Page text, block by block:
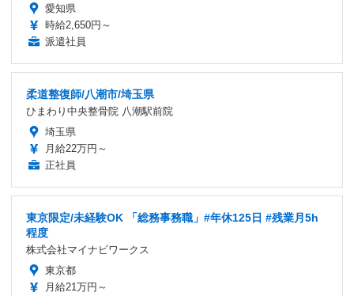
愛知県
時給2,650円～
派遣社員
柔道整復師/八潮市/埼玉県
ひまわり中央整骨院 八潮駅前院
埼玉県
月給22万円～
正社員
東京限定/未経験OK 「総務事務職」#年休125日 #残業月5h
程度
株式会社マイナビワークス
東京都
月給21万円～